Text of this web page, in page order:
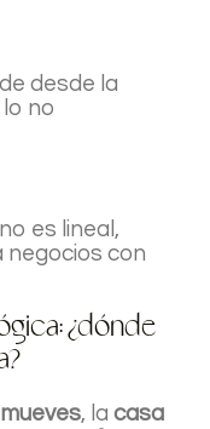
desde la
no
es lineal,
negocios con
¿dónde
, lacasa